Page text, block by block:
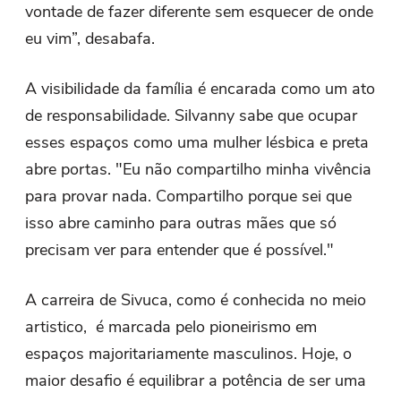
vontade de fazer diferente sem esquecer de onde
eu vim”, desabafa.
A visibilidade da família é encarada como um ato
de responsabilidade. Silvanny sabe que ocupar
esses espaços como uma mulher lésbica e preta
abre portas. "Eu não compartilho minha vivência
para provar nada. Compartilho porque sei que
isso abre caminho para outras mães que só
precisam ver para entender que é possível."
A carreira de Sivuca, como é conhecida no meio
artistico, é marcada pelo pioneirismo em
espaços majoritariamente masculinos. Hoje, o
maior desafio é equilibrar a potência de ser uma